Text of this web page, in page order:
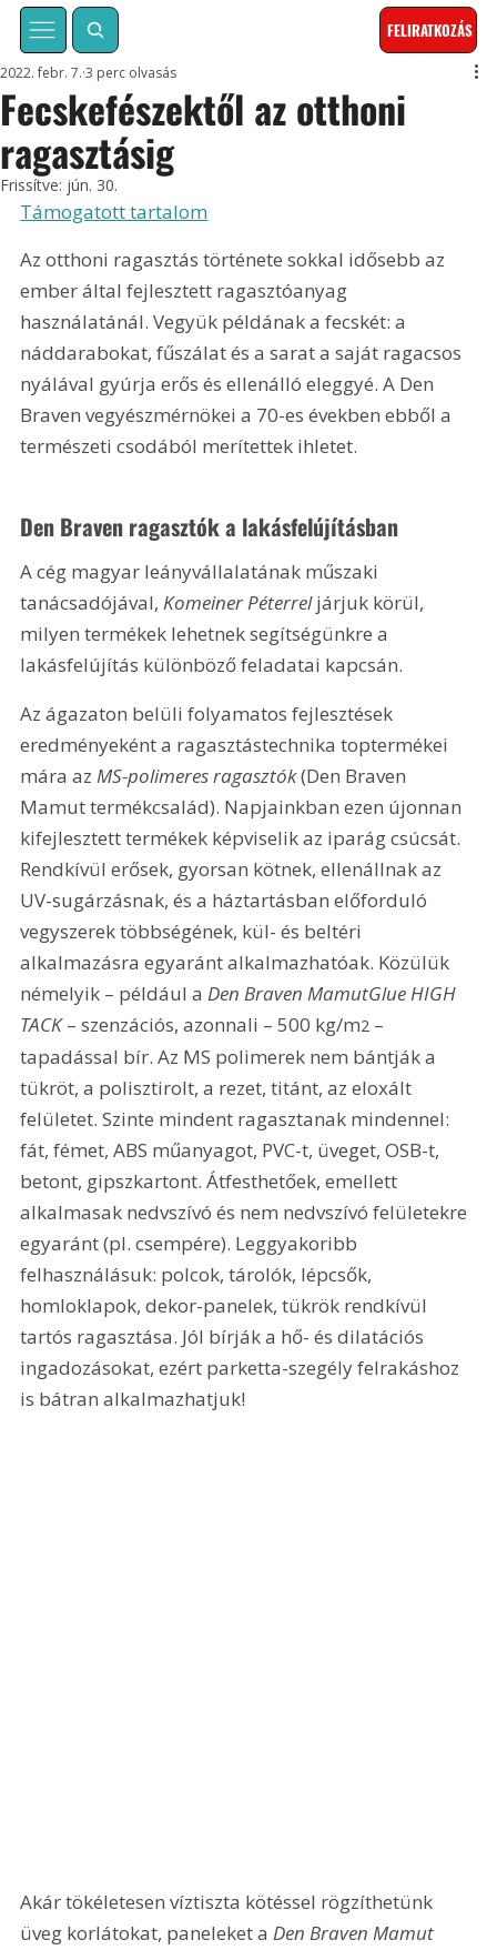
FELIRATKOZÁS
Fecskefészektől az otthoni
ragasztásig
2022. febr. 7. 3 perc olvasás
Frissítve: jún. 30.
Támogatott tartalom
Az otthoni ragasztás története sokkal idősebb az
ember által fejlesztett ragasztóanyag
használatánál. Vegyük példának a fecskét: a
náddarabokat, fűszálat és a sarat a saját ragacsos
nyálával gyúrja erős és ellenálló eleggyé. A Den
Braven vegyészmérnökei a 70-es években ebből a
természeti csodából merítettek ihletet.
Den Braven ragasztók a lakásfelújításban
A cég magyar leányvállalatának műszaki
tanácsadójával, Komeiner Péterrel járjuk körül,
milyen termékek lehetnek segítségünkre a
lakásfelújítás különböző feladatai kapcsán.
Az ágazaton belüli folyamatos fejlesztések
eredményeként a ragasztástechnika toptermékei
mára az MS-polimeres ragasztók (Den Braven
Mamut termékcsalád). Napjainkban ezen újonnan
kifejlesztett termékek képviselik az iparág csúcsát.
Rendkívül erősek, gyorsan kötnek, ellenállnak az
UV-sugárzásnak, és a háztartásban előforduló
vegyszerek többségének, kül- és beltéri
alkalmazásra egyaránt alkalmazhatóak. Közülük
némelyik – például a Den Braven MamutGlue HIGH
TACK – szenzációs, azonnali – 500 kg/m2 –
tapadással bír. Az MS polimerek nem bántják a
tükröt, a polisztirolt, a rezet, titánt, az eloxált
felületet. Szinte mindent ragasztanak mindennel:
fát, fémet, ABS műanyagot, PVC-t, üveget, OSB-t,
betont, gipszkartont. Átfesthetőek, emellett
alkalmasak nedvszívó és nem nedvszívó felületekre
egyaránt (pl. csempére). Leggyakoribb
felhasználásuk: polcok, tárolók, lépcsők,
homloklapok, dekor-panelek, tükrök rendkívül
tartós ragasztása. Jól bírják a hő- és dilatációs
ingadozásokat, ezért parketta-szegély felrakáshoz
is bátran alkalmazhatjuk!
Akár tökéletesen víztiszta kötéssel rögzíthetünk
üveg korlátokat, paneleket a Den Braven Mamut